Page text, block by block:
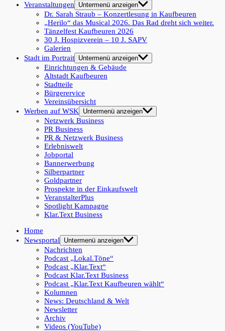
Veranstaltungen
Untermenü anzeigen
Dr. Sarah Straub – Konzertlesung in Kaufbeuren
„Herilo“ das Musical 2026. Das Rad dreht sich weiter.
Tänzelfest Kaufbeuren 2026
30 J. Hospizverein – 10 J. SAPV
Galerien
Stadt im Portrait Untermenü anzeigen
Einrichtungen & Gebäude
Altstadt Kaufbeuren
Stadtteile
Bürgerervice
Vereinsübersicht
Werben auf WSK
Untermenü anzeigen
Netzwerk Business
PR Business
PR & Netzwerk Business
Erlebniswelt
Jobportal
Bannerwerbung
Silberpartner
Goldpartner
Prospekte in der Einkaufswelt
VeranstalterPlus
Spotlight Kampagne
Klar.Text Business
Home
Newsportal
Untermenü anzeigen
Nachrichten
Podcast „Lokal.Töne“
Podcast „Klar.Text“
Podcast Klar.Text Business
Podcast „Klar.Text Kaufbeuren wählt“
Kolumnen
News: Deutschland & Welt
Newsletter
Archiv
Videos (YouTube)